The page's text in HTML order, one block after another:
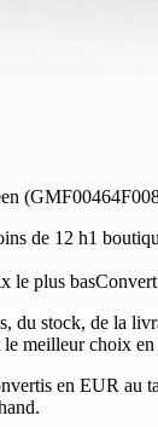
de 12 h1
le plus bas
du stock, de la
meilleur choix en
en EUR au